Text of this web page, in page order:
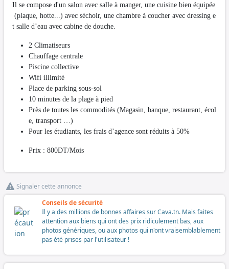
Il se compose d'un salon avec salle à manger, une cuisine bien équipée
(plaque, hotte...) avec séchoir, une chambre à coucher avec dressing e
t salle d’eau avec cabine de douche.
2 Climatiseurs
Chauffage centrale
Piscine collective
Wifi illimité
Place de parking sous-sol
10 minutes de la plage à pied
Près de toutes les commodités (Magasin, banque, restaurant, écol
e, transport …)
Pour les étudiants, les frais d’agence sont réduits à 50%
Prix : 800DT/Mois
Signaler cette annonce
Conseils de sécurité
Il y a des millions de bonnes affaires sur Cava.tn. Mais faites
attention aux biens qui ont des prix ridiculement bas, aux
photos génériques, ou aux photos qui n'ont vraisemblablement
pas été prises par l'utilisateur !